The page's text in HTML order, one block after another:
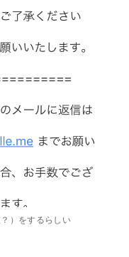
）をするらしい